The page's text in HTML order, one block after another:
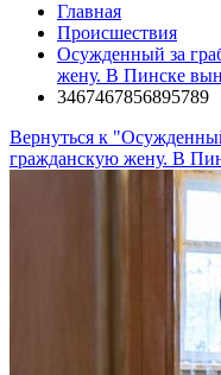
Главная
Происшествия
Осужденный за
жену. В Пинске
3467467856895789
Вернуться к
гражданскую жену. В